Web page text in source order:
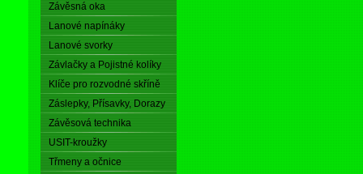
Závěsná oka
Lanové napínáky
Lanové svorky
Závlačky a Pojistné kolíky
Klíče pro rozvodné skříně
Záslepky, Přísavky, Dorazy
Závěsová technika
USIT-kroužky
Třmeny a očnice